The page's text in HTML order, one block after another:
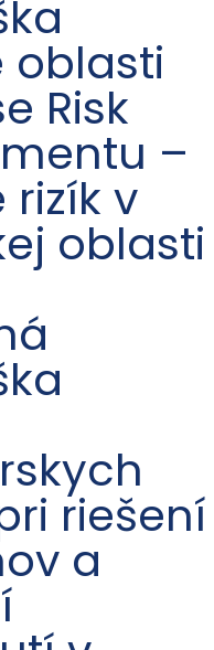
oblasti
Risk
–
rizík v
oblasti
riešení
a